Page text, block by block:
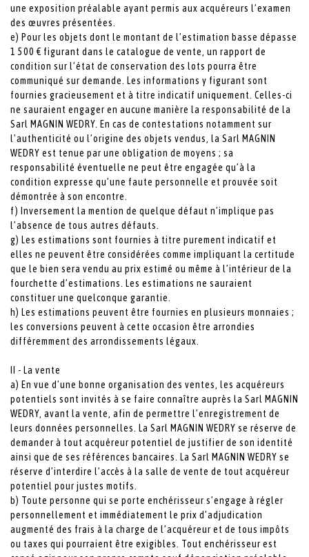
une exposition préalable ayant permis aux acquéreurs l’examen
des œuvres présentées.
e) Pour les objets dont le montant de l’estimation basse dépasse
1 500 € figurant dans le catalogue de vente, un rapport de
condition sur l’état de conservation des lots pourra être
communiqué sur demande. Les informations y figurant sont
fournies gracieusement et à titre indicatif uniquement. Celles-ci
ne sauraient engager en aucune manière la responsabilité de la
Sarl MAGNIN WEDRY. En cas de contestations notamment sur
l’authenticité ou l’origine des objets vendus, la Sarl MAGNIN
WEDRY est tenue par une obligation de moyens ; sa
responsabilité éventuelle ne peut être engagée qu’à la
condition expresse qu’une faute personnelle et prouvée soit
démontrée à son encontre.
f) Inversement la mention de quelque défaut n’implique pas
l’absence de tous autres défauts.
g) Les estimations sont fournies à titre purement indicatif et
elles ne peuvent être considérées comme impliquant la certitude
que le bien sera vendu au prix estimé ou même à l’intérieur de la
fourchette d’estimations. Les estimations ne sauraient
constituer une quelconque garantie.
h) Les estimations peuvent être fournies en plusieurs monnaies ;
les conversions peuvent à cette occasion être arrondies
différemment des arrondissements légaux.
II - La vente
a) En vue d’une bonne organisation des ventes, les acquéreurs
potentiels sont invités à se faire connaître auprès la Sarl MAGNIN
WEDRY, avant la vente, afin de permettre l’enregistrement de
leurs données personnelles. La Sarl MAGNIN WEDRY se réserve de
demander à tout acquéreur potentiel de justifier de son identité
ainsi que de ses références bancaires. La Sarl MAGNIN WEDRY se
réserve d’interdire l’accès à la salle de vente de tout acquéreur
potentiel pour justes motifs.
b) Toute personne qui se porte enchérisseur s’engage à régler
personnellement et immédiatement le prix d’adjudication
augmenté des frais à la charge de l’acquéreur et de tous impôts
ou taxes qui pourraient être exigibles. Tout enchérisseur est